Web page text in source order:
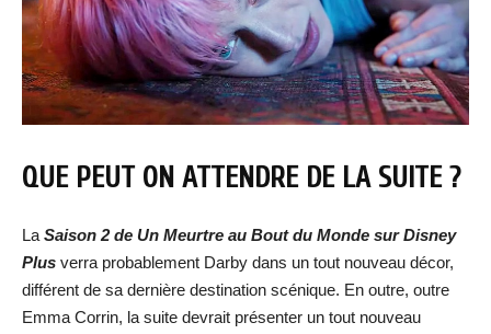
QUE PEUT ON ATTENDRE DE LA SUITE ?
La Saison 2 de Un Meurtre au Bout du Monde sur Disney
Plus verra probablement Darby dans un tout nouveau décor,
différent de sa dernière destination scénique. En outre, outre
Emma Corrin, la suite devrait présenter un tout nouveau